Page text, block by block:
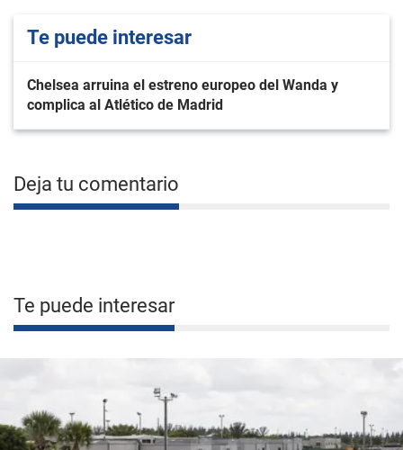
Te puede interesar
Chelsea arruina el estreno europeo del Wanda y
complica al Atlético de Madrid
Deja tu comentario
Te puede interesar